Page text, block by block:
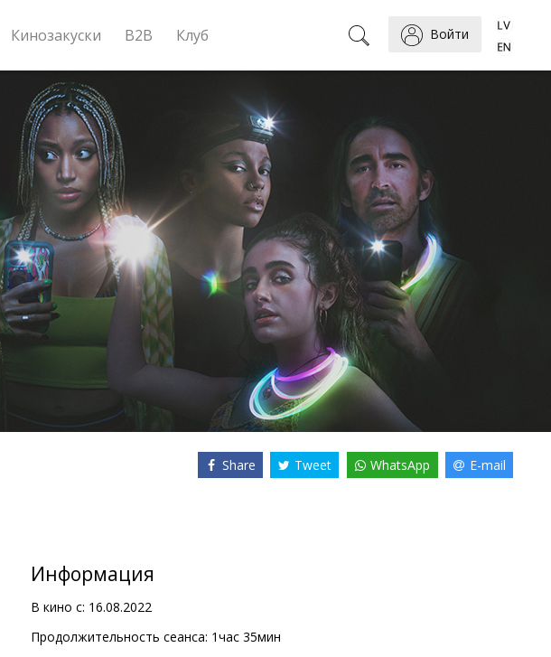
Кинозакуски B2B Клуб Войти
Share Tweet WhatsApp E-mail
Информация
В кино с: 16.08.2022
Продолжительность сеанса: 1час 35мин